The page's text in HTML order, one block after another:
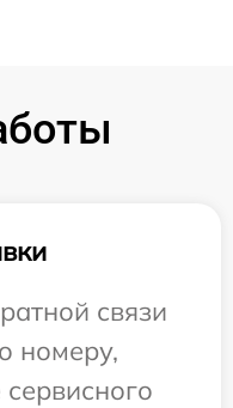
связи
номеру,